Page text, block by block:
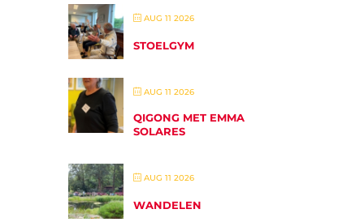
AUG 11 2026
STOELGYM
AUG 11 2026
QIGONG MET EMMA
SOLARES
AUG 11 2026
WANDELEN